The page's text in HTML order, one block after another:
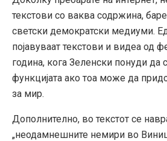
текстови со ваква содржина,
светски демократски медиуми.
појавуваат текстови и видеа од
година, кога Зеленски понуди да
функцијата ако тоа може да
за мир.
Дополнително, во текстот се
„неодамнешните немири во